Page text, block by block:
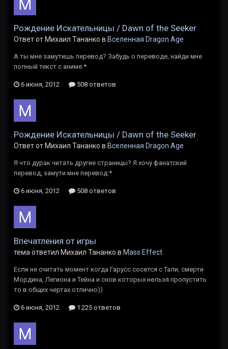
Рождение Искательницы / Dawn of the Seeker
Ответ от Михаил Тананко в Вселенная Dragon Age
А ты мне замутишь перевод? Забудь о переводе, найди мне
полный текст с аниме:*
6 июня, 2012 508 ответов
Рождение Искательницы / Dawn of the Seeker
Ответ от Михаил Тананко в Вселенная Dragon Age
Я что дурак читать другие страницы? Я хочу фанатский
перевод, замути мне перевод:*
6 июня, 2012 508 ответов
Впечатления от игры
тема ответил Михаил Тананко в Mass Effect
Если не считать момент когда Гарусс сосется с Тали, смерти
Мордина, Легиона и Тейна и снов которых нельзя пропустить
то в общих чертах отлично))
6 июня, 2012 1 225 ответов